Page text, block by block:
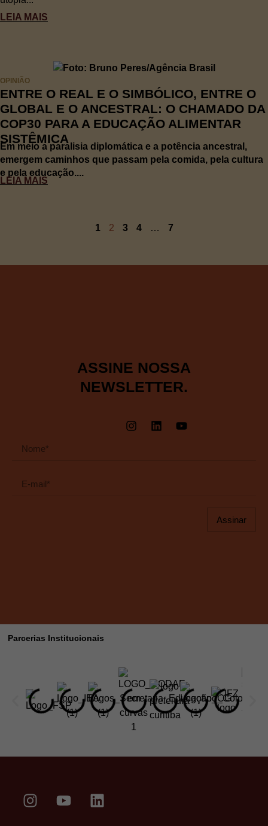
LEIA MAIS
OPINIÃO
ENTRE O REAL E O SIMBÓLICO, ENTRE O
GLOBAL E O ANCESTRAL: O CHAMADO DA
COP30 PARA A EDUCAÇÃO ALIMENTAR
SISTÊMICA
Em meio a paralisia diplomática e a potência ancestral,
emergem caminhos que passam pela comida, pela cultura
e pela educação....
LEIA MAIS
1 2 3 4 … 7
ASSINE NOSSA
NEWSLETTER.
Assinar
Parcerias Institucionais